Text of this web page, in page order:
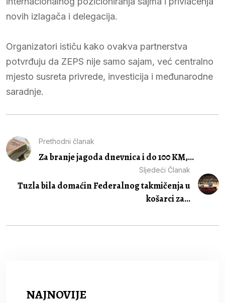
novih izlagača i delegacija.
Organizatori ističu kako ovakva partnerstva
potvrđuju da ZEPS nije samo sajam, već centralno
mjesto susreta privrede, investicija i međunarodne
saradnje.
Prethodni članak
Za branje jagoda dnevnica i do 100 KM,...
Sljedeći Članak
Tuzla bila domaćin Federalnog takmičenja u
košarci za...
NAJNOVIJE